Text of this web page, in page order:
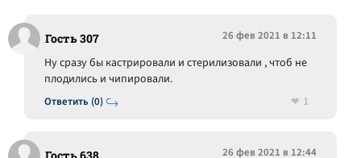
Гость 307 26 фев 2021 в 12:11
Ответить (0)
Ну сразу бы кастрировали и стерилизовали , чтоб не
плодились и чипировали.
1
26 фев 2021 в 12:44